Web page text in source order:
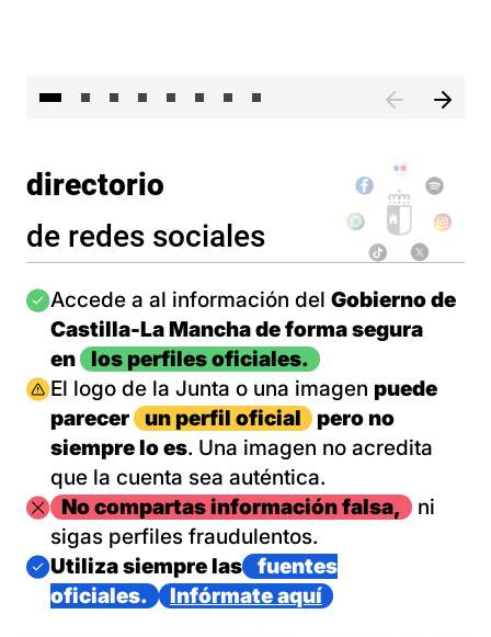
directorio
de redes sociales
Imagen
Accede a al información del Gobierno de
Castilla-La Mancha de forma segura
en
los perfiles oficiales.
Imagen
El logo de la Junta o una imagen puede
parecer
un perfil oficial
pero no
siempre lo es. Una imagen no acredita
que la cuenta sea auténtica.
ImagenNo compartas información falsa,
ni
sigas perfiles fraudulentos.
Imagen
Utiliza siempre las
fuentes
oficiales.
Infórmate aquí